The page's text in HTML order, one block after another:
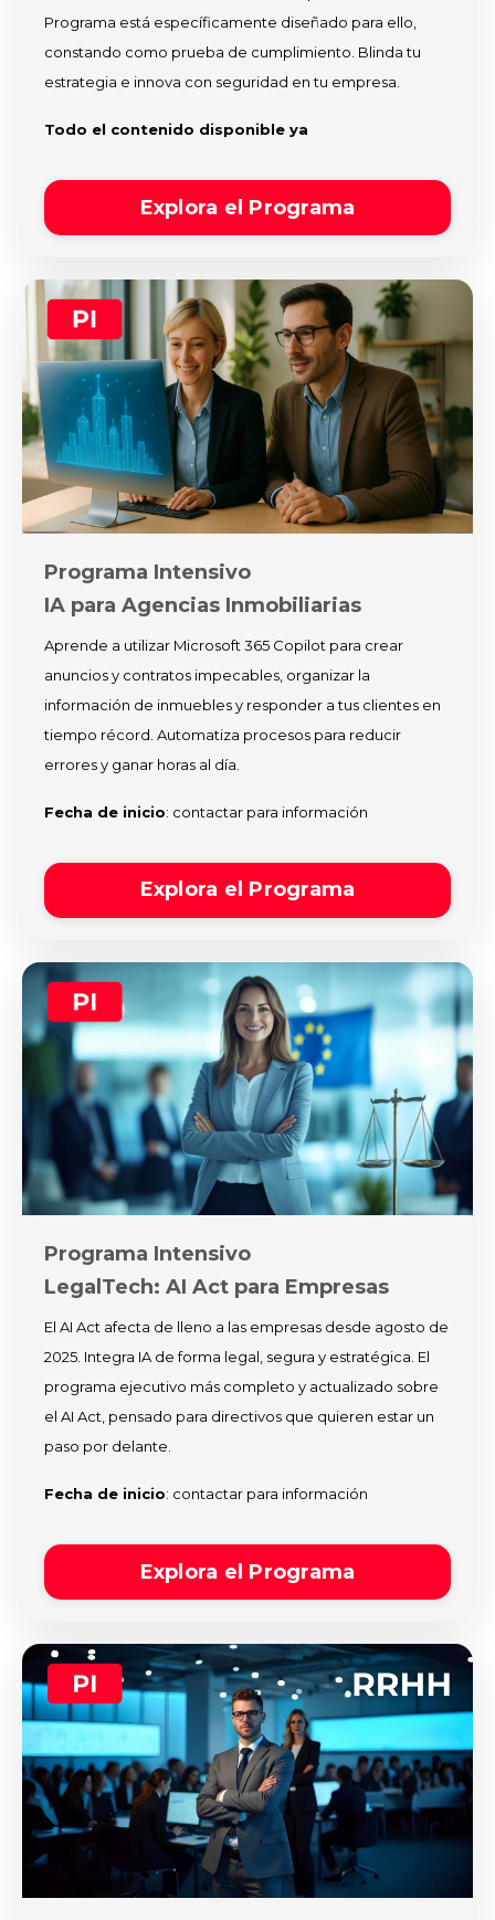
Programa está específicamente diseñado para ello,
constando como prueba de cumplimiento. Blinda tu
estrategia e innova con seguridad en tu empresa.
Todo el contenido disponible ya
Explora el Programa
Programa Intensivo
IA para Agencias Inmobiliarias
Aprende a utilizar Microsoft 365 Copilot para crear
anuncios y contratos impecables, organizar la
información de inmuebles y responder a tus clientes en
tiempo récord. Automatiza procesos para reducir
errores y ganar horas al día.
Fecha de inicio: contactar para información
Explora el Programa
Programa Intensivo
LegalTech: AI Act para Empresas
El AI Act afecta de lleno a las empresas desde agosto de
2025. Integra IA de forma legal, segura y estratégica. El
programa ejecutivo más completo y actualizado sobre
el AI Act, pensado para directivos que quieren estar un
paso por delante.
Fecha de inicio: contactar para información
Explora el Programa